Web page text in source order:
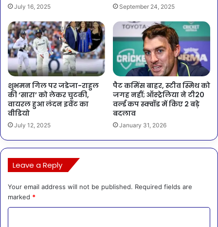
July 16, 2025 September 24, 2025
शुभमन गिल पर जडेजा-राहुल
की ‘सारा’ को लेकर चुटकी,
वायरल हुआ लंदन इवेंट का
वीडियो
July 12, 2025
पैट कमिंस बाहर, स्टीव स्मिथ को
जगह नहीं; ऑस्ट्रेलिया ने टी20
वर्ल्ड कप स्क्वॉड में किए 2 बड़े
बदलाव
January 31, 2026
Leave a Reply
Your email address will not be published. Required fields are
marked *